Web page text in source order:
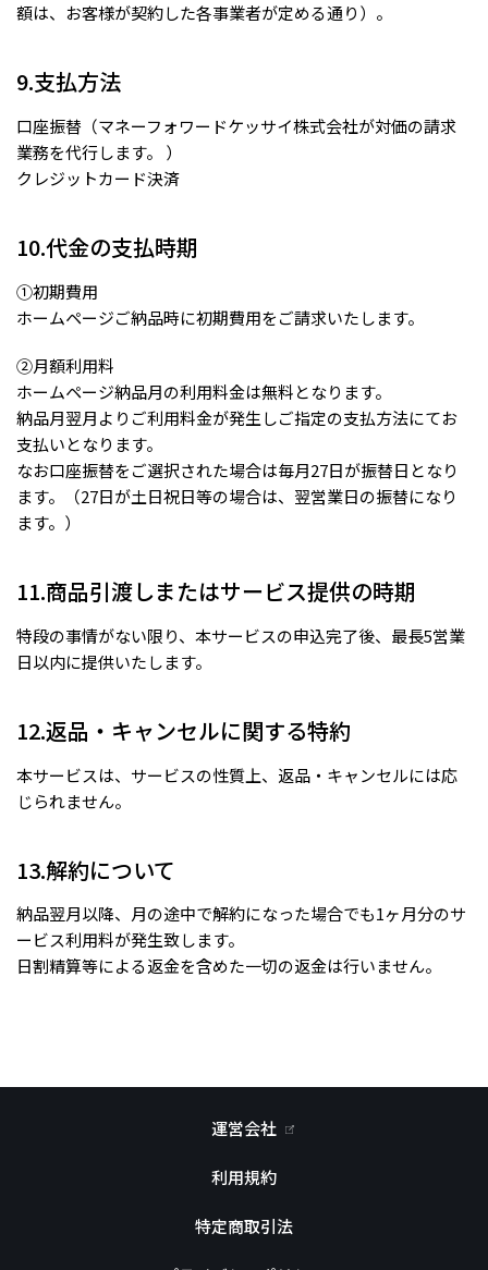
額は、お客様が契約した各事業者が定める通り）。
9.支払方法
口座振替（マネーフォワードケッサイ株式会社が対価の請求
業務を代行します。 ）
クレジットカード決済
10.代金の支払時期
①初期費用
ホームページご納品時に初期費用をご請求いたします。
②月額利用料
ホームページ納品月の利用料金は無料となります。
納品月翌月よりご利用料金が発生しご指定の支払方法にてお
支払いとなります。
なお口座振替をご選択された場合は毎月27日が振替日となり
ます。（27日が土日祝日等の場合は、翌営業日の振替になり
ます。）
11.商品引渡しまたはサービス提供の時期
特段の事情がない限り、本サービスの申込完了後、最長5営業
日以内に提供いたします。
12.返品・キャンセルに関する特約
本サービスは、サービスの性質上、返品・キャンセルには応
じられません。
13.解約について
納品翌月以降、月の途中で解約になった場合でも1ヶ月分のサ
ービス利用料が発生致します。
日割精算等による返金を含めた一切の返金は行いません。
運営会社
利用規約
特定商取引法